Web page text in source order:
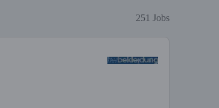
251 Jobs